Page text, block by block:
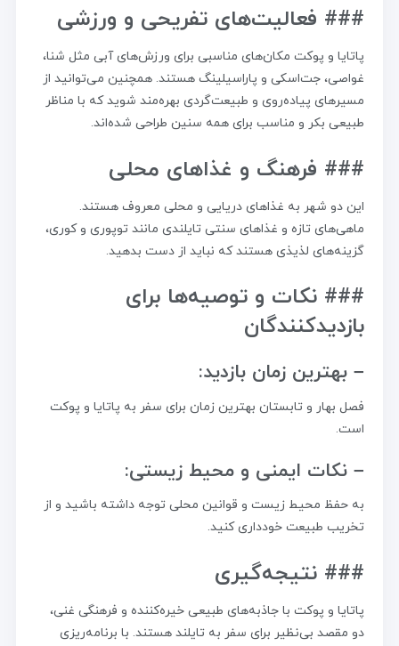
### فعالیت‌های تفریحی و ورزشی
پاتایا و پوکت مکان‌های مناسبی برای ورزش‌های آبی مثل شنا،
غواصی، جت‌اسکی و پاراسیلینگ هستند. همچنین می‌توانید از
مسیرهای پیاده‌روی و طبیعت‌گردی بهره‌مند شوید که با مناظر
طبیعی بکر و مناسب برای همه سنین طراحی شده‌اند.
### فرهنگ و غذاهای محلی
این دو شهر به غذاهای دریایی و محلی معروف هستند.
ماهی‌های تازه و غذاهای سنتی تایلندی مانند توپوری و کوری،
گزینه‌های لذیذی هستند که نباید از دست بدهید.
### نکات و توصیه‌ها برای
بازدیدکنندگان
– بهترین زمان بازدید:
فصل بهار و تابستان بهترین زمان برای سفر به پاتایا و پوکت
است.
– نکات ایمنی و محیط زیستی:
به حفظ محیط زیست و قوانین محلی توجه داشته باشید و از
تخریب طبیعت خودداری کنید.
### نتیجه‌گیری
پاتایا و پوکت با جاذبه‌های طبیعی خیره‌کننده و فرهنگی غنی،
دو مقصد بی‌نظیر برای سفر به تایلند هستند. با برنامه‌ریزی